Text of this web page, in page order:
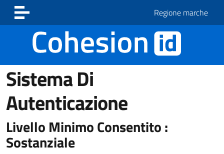
Vai ai contenuti
Vai al footer
Regione marche
Sistema Di
Autenticazione
Livello Minimo Consentito :
Sostanziale